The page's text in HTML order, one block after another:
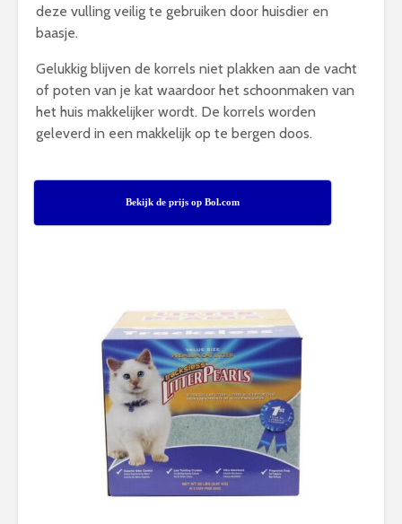
deze vulling veilig te gebruiken door huisdier en
baasje.
Gelukkig blijven de korrels niet plakken aan de vacht
of poten van je kat waardoor het schoonmaken van
het huis makkelijker wordt. De korrels worden
geleverd in een makkelijk op te bergen doos.
Bekijk de prijs op Bol.com